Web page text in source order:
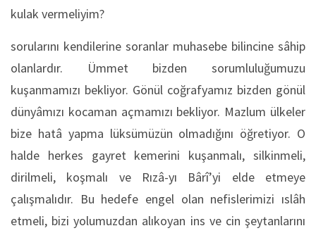
kulak vermeliyim?
sorularını kendilerine soranlar muhasebe bilincine sâhip
olanlardır. Ümmet bizden sorumluluğumuzu
kuşanmamızı bekliyor. Gönül coğrafyamız bizden gönül
dünyâmızı kocaman açmamızı bekliyor. Mazlum ülkeler
bize hatâ yapma lüksümüzün olmadığını öğretiyor. O
halde herkes gayret kemerini kuşanmalı, silkinmeli,
dirilmeli, koşmalı ve Rızâ-yı Bârî’yi elde etmeye
çalışmalıdır. Bu hedefe engel olan nefislerimizi ıslâh
etmeli, bizi yolumuzdan alıkoyan ins ve cin şeytanlarını